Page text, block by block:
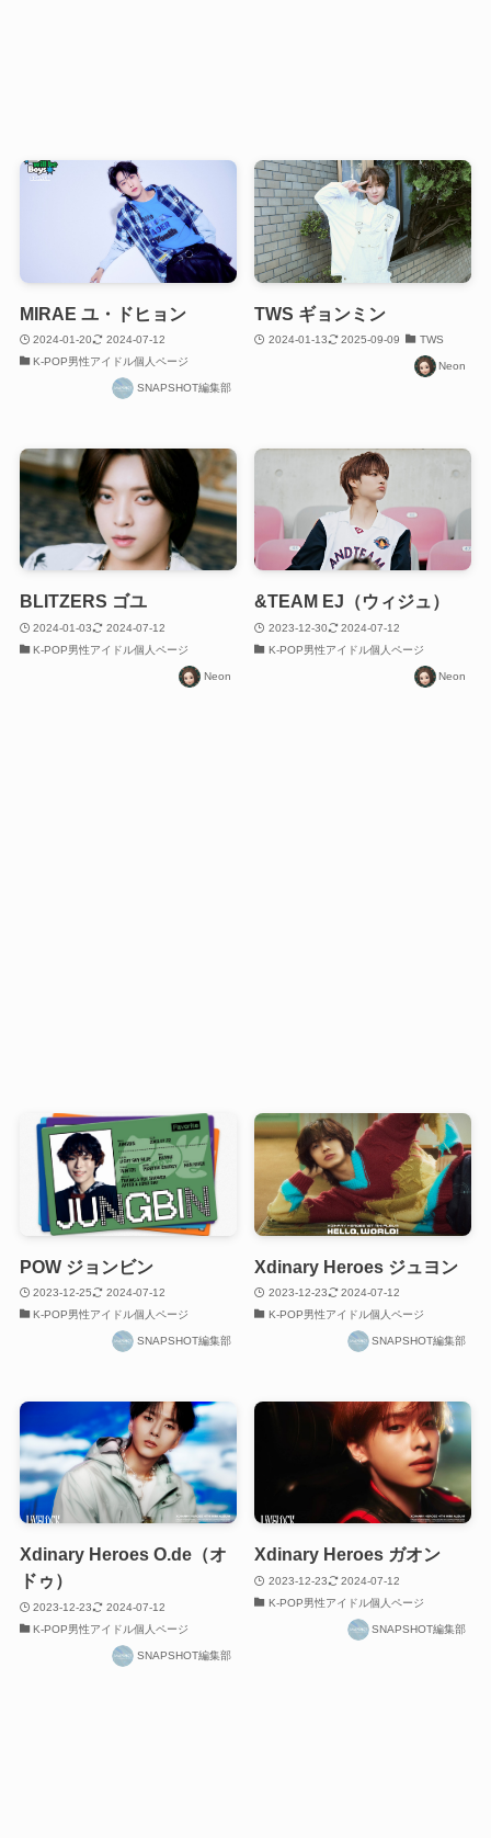
MIRAE ユ・ドヒョン
2024-01-20
2024-07-12
K-POP男性アイドル個人ページ
SNAPSHOT編集部
TWS ギョンミン
2024-01-13 2025-09-09 TWS
Neon
BLITZERS ゴユ
2024-01-03
2024-07-12
K-POP男性アイドル個人ページ
Neon
&TEAM EJ（ウィジュ）
2023-12-30
2024-07-12
K-POP男性アイドル個人ページ
Neon
POW ジョンビン
2023-12-25
2024-07-12
K-POP男性アイドル個人ページ
SNAPSHOT編集部
Xdinary Heroes ジュヨン
2023-12-23
2024-07-12
K-POP男性アイドル個人ページ
SNAPSHOT編集部
Xdinary Heroes O.de（オ
ドゥ）
2023-12-23
2024-07-12
K-POP男性アイドル個人ページ
SNAPSHOT編集部
Xdinary Heroes ガオン
2023-12-23
2024-07-12
K-POP男性アイドル個人ページ
SNAPSHOT編集部